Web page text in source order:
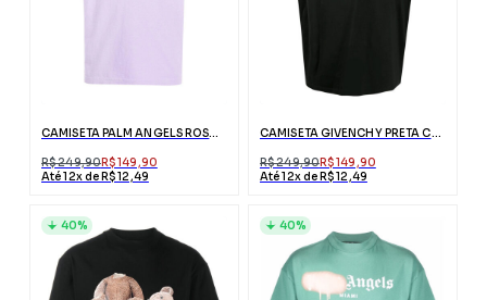
CAMISETA PALM ANGELS ROSA ESTAMPA URSO
R$ 249,90R$ 149,90
Até 12x de R$ 12,49
CAMISETA GIVENCHY PRETA COM LOGO ABSTRATO
R$ 249,90R$ 149,90
Até 12x de R$ 12,49
40% 40%